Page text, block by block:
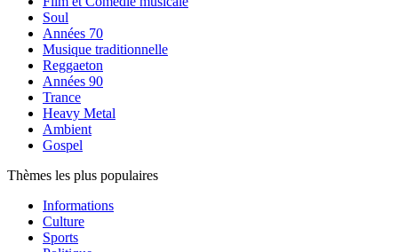
Soul
Années 70
Musique traditionnelle
Reggaeton
Années 90
Trance
Heavy Metal
Ambient
Gospel
Thèmes les plus populaires
Informations
Culture
Sports